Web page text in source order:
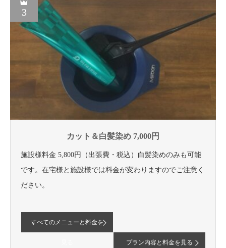
3
カット＆白髪染め 7,000円
施設様料金 5,800円（出張費・税込）白髪染めのみも可能
です。在宅様と施設様では料金が変わりますのでご注意く
ださい。
すべてのメニューと料金を
プラン内容と料金を見る